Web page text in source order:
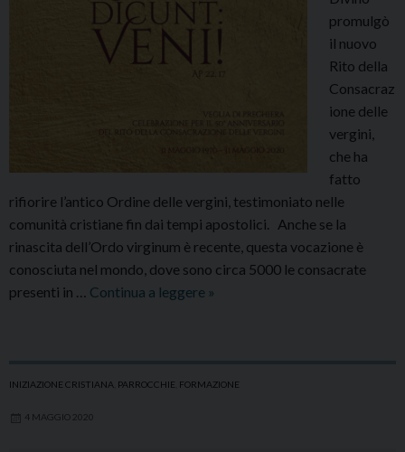
promulgò
il nuovo
Rito della
Consacraz
ione delle
vergini,
che ha
fatto
rifiorire l’antico Ordine delle vergini, testimoniato nelle
comunità cristiane fin dai tempi apostolici. Anche se la
rinascita dell’Ordo virginum è recente, questa vocazione è
conosciuta nel mondo, dove sono circa 5000 le consacrate
presenti in … Continua a leggere 31
dalla
»
INIZIAZIONE CRISTIANA PARROCCHIE FORMAZIONE
4 MAGGIO 2020